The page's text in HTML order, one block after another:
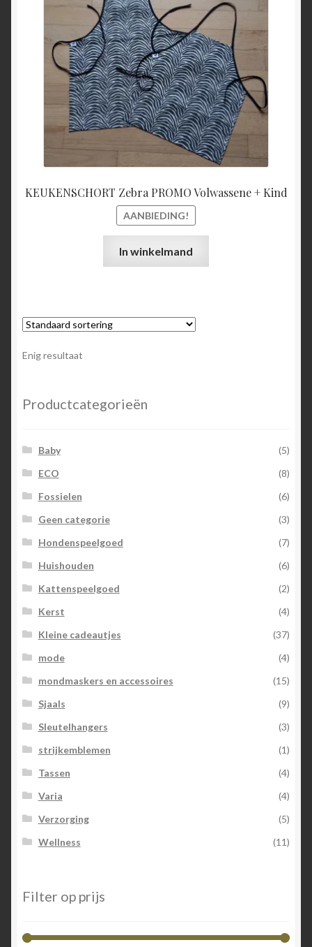
KEUKENSCHORT Zebra PROMO Volwassene + Kind
AANBIEDING!
€27,00.
In winkelmand
Enig resultaat
Productcategorieën
Baby
(5)
ECO
(8)
Fossielen
(6)
Geen categorie
(3)
Hondenspeelgoed
(7)
Huishouden
(6)
Kattenspeelgoed
(2)
Kerst
(4)
Kleine cadeautjes
(37)
mode
(4)
mondmaskers en accessoires
(15)
Sjaals
(9)
Sleutelhangers
(3)
strijkemblemen
(1)
Tassen
(4)
Varia
(4)
Verzorging
(5)
Wellness
(11)
Filter op prijs